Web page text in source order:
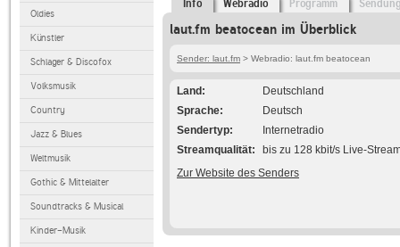
Oldies
Künstler
Schlager & Discofox
Volksmusik
Country
Jazz & Blues
Weltmusik
Gothic & Mittelalter
Soundtracks & Musical
Kinder-Musik
Info Webradio Programm
laut.fm beatocean im Überblick
Sender: laut.fm > Webradio: laut.fm beatocean
Land
Deutschland
Sprache
Deutsch
Sendertyp
Internetradio
Streamqualität
bis zu 128 kbit/s Live-
Zur Website des Senders